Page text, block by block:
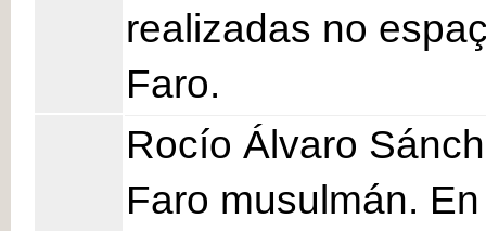
realizadas no
Faro.
Rocío Álvaro
Faro musulmán.